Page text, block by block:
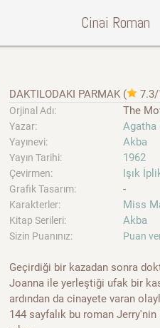
Cinai Roman
DAKTILODAKI PARMAK (
Orjinal Adı: The
Yazar: Agatha
Yayınevi: Akba
Yayın Tarihi: 1962
Çevirmen: Işık
Grafik Tasarım: -
Karakterler: Miss
Kitap Serileri: Akba
Sizin Puanınız: Puan
Geçirdiği bir kazadan sonra
Joanna ile yerleştiği ufak bir
ardından da cinayete varan
144 sayfalık bu roman